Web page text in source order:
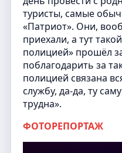
туристы, самые
«Патриот». Они,
приехали, а тут
полицией» прошёл
поблагодарить за
полицией связана
службу, да-да, ту
трудна».
ФОТОРЕПОРТАЖ